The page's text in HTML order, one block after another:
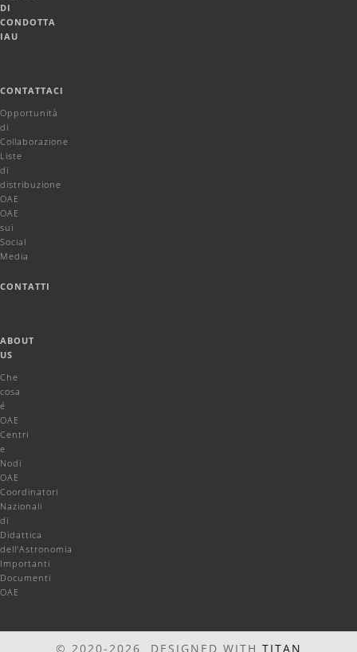
DI
CONDOTTA
IAU
CONTATTACI
Opportunità
di
Collaborazione
Liste
di
distribuzione
OAE
OAE
sui
Social
Media
CONTATTI
ABOUT
US
Che
cosa
é
OAE
Centri
e
Nodi
OAE
Coordinatori
Nazionali
di
Didattica
dell'Astronomia
Importanti
Documenti
OAE
© 2020-2026 DESIGNED WITH TITAN